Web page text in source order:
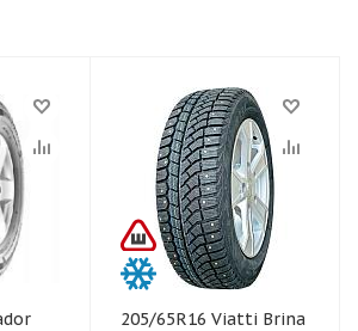
205/65R16 Viatti Brina